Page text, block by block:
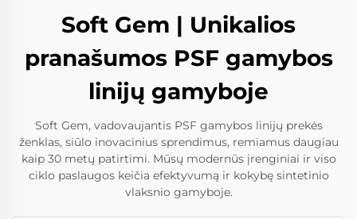
Soft Gem | Unikalios
pranašumos PSF gamybos
linijų gamyboje
Soft Gem, vadovaujantis PSF gamybos linijų prekės
ženklas, siūlo inovacinius sprendimus, remiamus daugiau
kaip 30 metų patirtimi. Mūsų modernūs įrenginiai ir viso
ciklo paslaugos keičia efektyvumą ir kokybę sintetinio
vlaksnio gamyboje.